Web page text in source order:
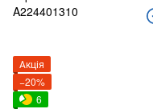
Акція
−20%
6